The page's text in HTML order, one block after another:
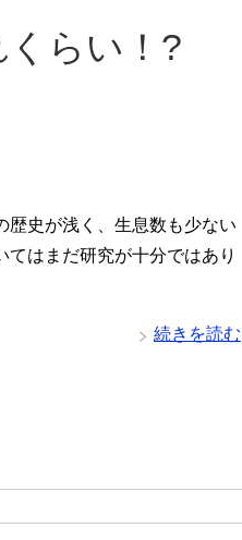
らい！?
歴史が浅く、生息数も少ない
はまだ研究が十分ではあり
続きを読む